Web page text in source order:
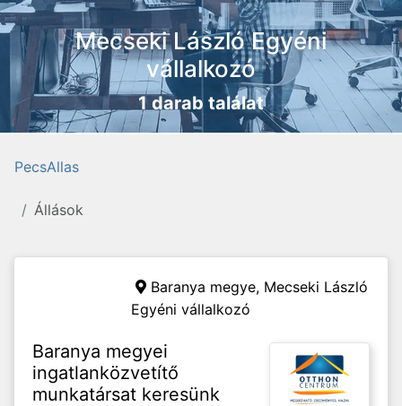
Mecseki László Egyéni
vállalkozó
1 darab találat
PecsAllas
Állások
Baranya megye, Mecseki László
Egyéni vállalkozó
Baranya megyei
ingatlanközvetítő
munkatársat keresünk